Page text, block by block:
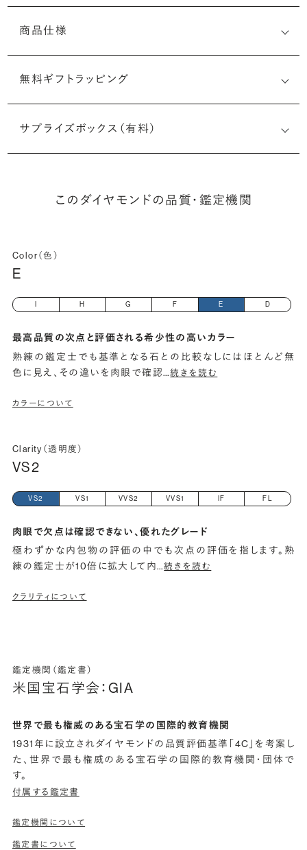
商品仕様
無料ギフトラッピング
サプライズボックス（有料）
このダイヤモンドの品質・鑑定機関
Color（色）
E
H G F E D
最高品質の次点と評価される希少性の高いカラー
熟練の鑑定士でも基準となる石との比較なしにはほとんど無
色に見え、その違いを肉眼で確認…続きを読む
カラーについて
Clarity（透明度）
VS2
VS2 VS1 VVS2 VVS1 IF FL
肉眼で欠点は確認できない、優れたグレード
極わずかな内包物の評価の中でも次点の評価を指します。熟
練の鑑定士が10倍に拡大して内…続きを読む
クラリティについて
鑑定機関（鑑定書）
米国宝石学会：GIA
世界で最も権威のある宝石学の国際的教育機関
1931年に設立されダイヤモンドの品質評価基準「4C」を考案し
た、世界で最も権威のある宝石学の国際的教育機関・団体で
す。
付属する鑑定書
鑑定機関について
鑑定書について